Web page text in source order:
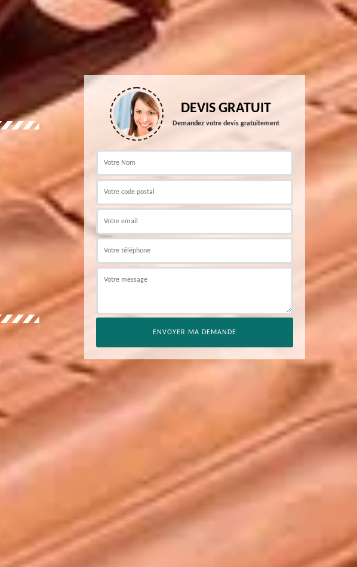
DEVIS GRATUIT
Demandez votre devis gratuitement